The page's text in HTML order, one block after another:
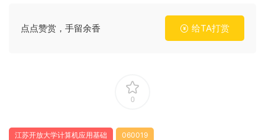
点点赞赏，手留余香 给TA打赏
0
江苏开放大学计算机应用基础 060019